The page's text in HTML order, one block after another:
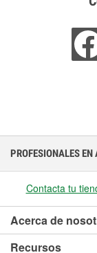
PROFESIONALES
Contacta tu
Acerca de
Recursos